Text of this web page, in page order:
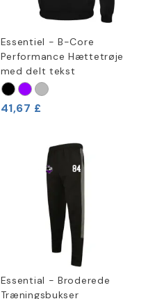
Essentiel - B-Core
Performance Hættetrøje
med delt tekst
41,67 £
Essential - Broderede
Træningsbukser